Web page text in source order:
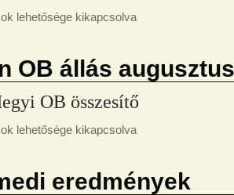
lehetősége kikapcsolva
OB állás augusztus
OB összesítő
lehetősége kikapcsolva
eredmények